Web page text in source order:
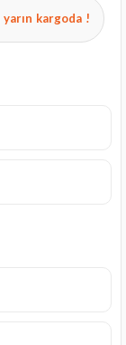
yarın kargoda !